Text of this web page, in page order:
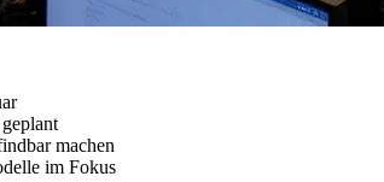
machen
im Fokus